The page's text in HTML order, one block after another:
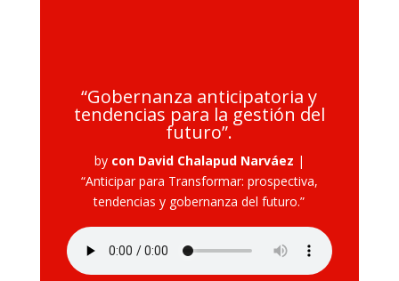
“Gobernanza anticipatoria y
tendencias para la gestión del
futuro”.
by con David Chalapud Narváez |
“Anticipar para Transformar: prospectiva,
tendencias y gobernanza del futuro.”